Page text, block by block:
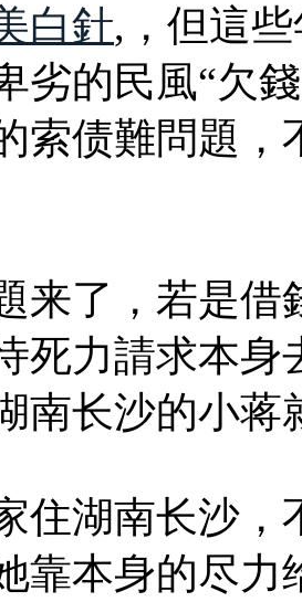
白針,，但這
劣的民風“欠
索债難問題，
来了，若是借
死力請求本
南长沙的小蒋
住湖南长沙，
靠本身的尽力